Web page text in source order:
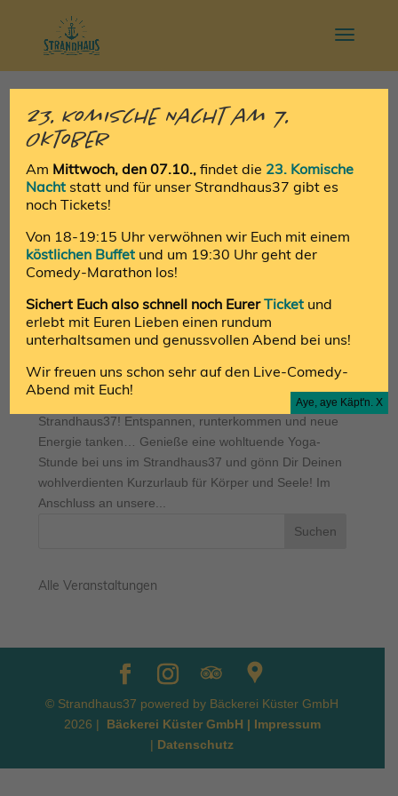
Yoga, Eat & Drink im
Strandhaus37
vonAnnika Vollmer|Nov. 8, 2021
Strandhaus37! Entspannen, runterkommen und neue
Energie tanken… Genieße eine wohltuende Yoga-
Stunde bei uns im Strandhaus37 und gönn Dir Deinen
wohlverdienten Kurzurlaub für Körper und Seele! Im
Anschluss an unsere...
Alle Veranstaltungen
© Strandhaus37 powered by Bäckerei Küster GmbH
2026 |
Bäckerei Küster GmbH | Impressum
| Datenschutz
23. Komische Nacht am 7.
Oktober
Am Mittwoch, den 07.10.,findet die 23. Komische
Nacht statt und für unser Strandhaus37 gibt es
noch Tickets!
Von 18-19:15 Uhr verwöhnen wir Euch mit einem
köstlichen Buffet und um 19:30 Uhr geht der
Comedy-Marathon los!
Sichert Euch also schnell noch EurerTicket und
erlebt mit Euren Lieben einen rundum
unterhaltsamen und genussvollen Abend bei uns!
Wir freuen uns schon sehr auf den Live-Comedy-
Abend mit Euch!
Aye, aye Käpt'n. X